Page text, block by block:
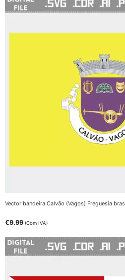
Vector bandeira Calvão (Vagos) Freguesia
€9.99 (Com IVA)